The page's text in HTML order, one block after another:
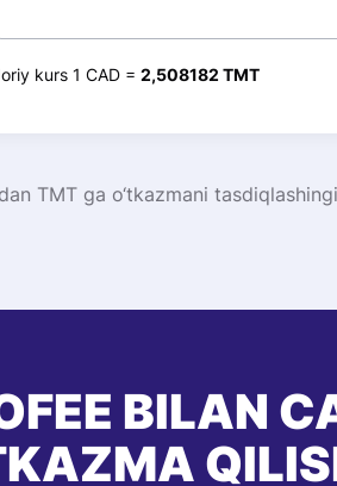
kurs 1 CAD = 2,508182 TMT
TMT ga o‘tkazmani
BILAN